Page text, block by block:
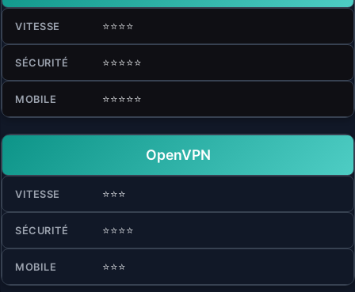
⭐⭐⭐⭐
⭐⭐⭐⭐⭐
⭐⭐⭐⭐⭐
OpenVPN
⭐⭐⭐
⭐⭐⭐⭐
⭐⭐⭐